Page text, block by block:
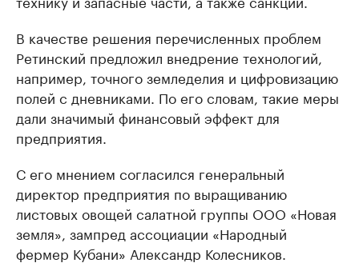
В качестве решения перечисленных проблем
Ретинский предложил внедрение технологий,
например, точного земледелия и цифровизацию
полей с дневниками. По его словам, такие меры
дали значимый финансовый эффект для
предприятия.
С его мнением согласился генеральный
директор предприятия по выращиванию
листовых овощей салатной группы ООО «Новая
земля», зампред ассоциации «Народный
фермер Кубани» Александр Колесников.